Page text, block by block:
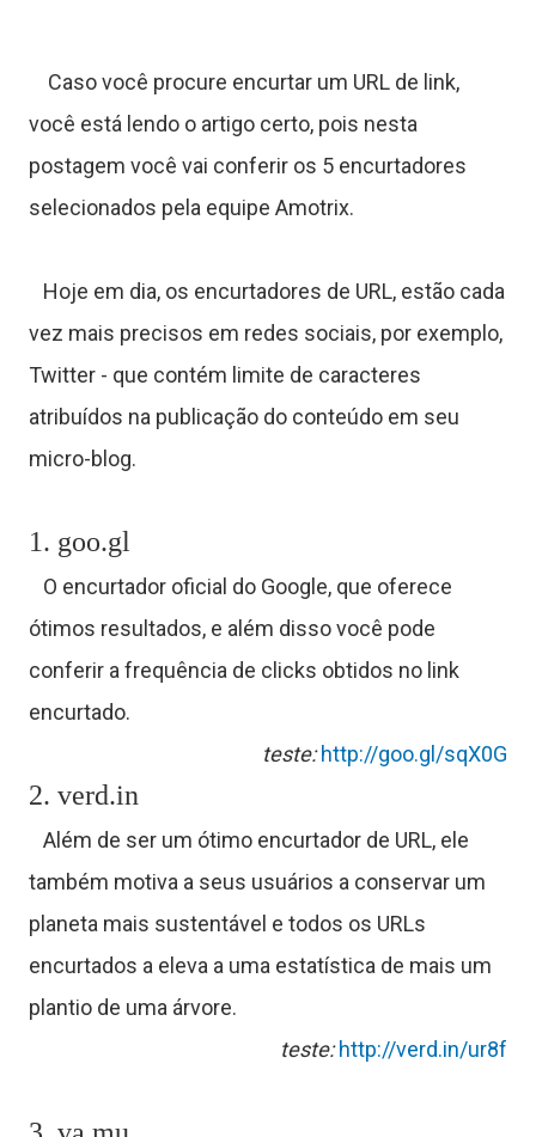
Caso você procure encurtar um URL de link,
você está lendo o artigo certo, pois nesta
postagem você vai conferir os 5 encurtadores
selecionados pela equipe Amotrix.
Hoje em dia, os encurtadores de URL, estão cada
vez mais precisos em redes sociais, por exemplo,
Twitter - que contém limite de caracteres
atribuídos na publicação do conteúdo em seu
micro-blog.
1. goo.gl
O encurtador oficial do Google, que oferece
ótimos resultados, e além disso você pode
conferir a frequência de clicks obtidos no link
encurtado.
teste:http://goo.gl/sqX0G
2. verd.in
Além de ser um ótimo encurtador de URL, ele
também motiva a seus usuários a conservar um
planeta mais sustentável e todos os URLs
encurtados a eleva a uma estatística de mais um
plantio de uma árvore.
teste:http://verd.in/ur8f